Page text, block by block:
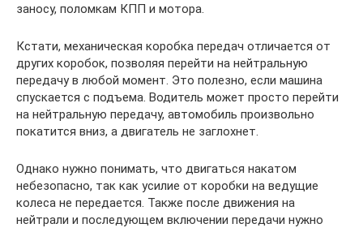
заносу, поломкам КПП и мотора.
Кстати, механическая коробка передач отличается от
других коробок, позволяя перейти на нейтральную
передачу в любой момент. Это полезно, если машина
спускается с подъема. Водитель может просто перейти
на нейтральную передачу, автомобиль произвольно
покатится вниз, а двигатель не заглохнет.
Однако нужно понимать, что двигаться накатом
небезопасно, так как усилие от коробки на ведущие
колеса не передается. Также после движения на
нейтрали и последующем включении передачи нужно